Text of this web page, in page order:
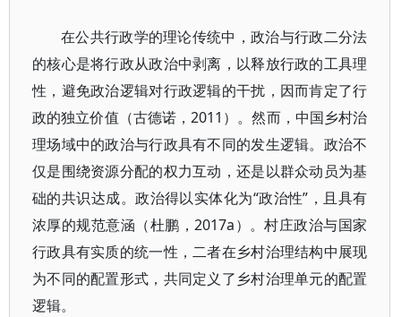
在公共行政学的理论传统中，政治与行政二分法
的核心是将行政从政治中剥离，以释放行政的工具理
性，避免政治逻辑对行政逻辑的干扰，因而肯定了行
政的独立价值（古德诺，2011）。然而，中国乡村治
理场域中的政治与行政具有不同的发生逻辑。政治不
仅是围绕资源分配的权力互动，还是以群众动员为基
础的共识达成。政治得以实体化为“政治性”，且具有
浓厚的规范意涵（杜鹏，2017a）。村庄政治与国家
行政具有实质的统一性，二者在乡村治理结构中展现
为不同的配置形式，共同定义了乡村治理单元的配置
逻辑。